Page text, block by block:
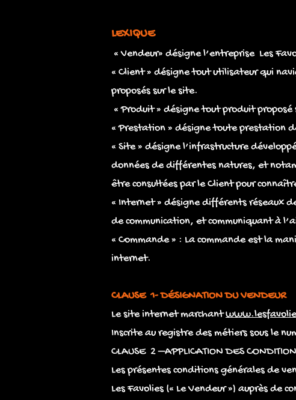
LEXIQUE
« Vendeur» désigne l’entreprise Les
« Client » désigne tout utilisateur qui
proposés sur le site.
« Produit » désigne tout produit proposé
« Prestation » désigne toute prestation
« Site » désigne l’infrastructure
données de différentes natures, et
être consultées par le Client pour
« Internet » désigne différents réseaux
de communication, et communiquant à
« Commande » : La commande est la
internet.
CLAUSE 1- DÉSIGNATION DU VENDEUR
Le site internet marchant
Inscrite au registre des métiers sous le
CLAUSE 2 –APPLICATION DES
Les présentes conditions générales de
Les Favolies (« Le Vendeur ») auprès de